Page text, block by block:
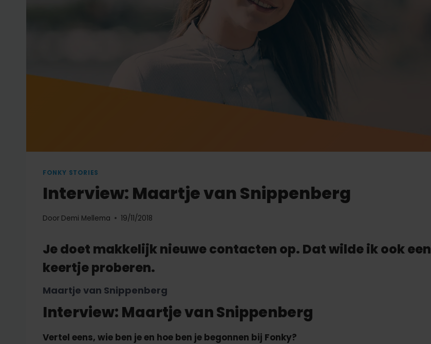
FONKY STORIES
Interview: Maartje van Snippenberg
Door Demi Mellema 19/11/2018
Je doet makkelijk nieuwe contacten op. Dat wilde ik ook een
keertje proberen.
Maartje van Snippenberg
Interview: Maartje van Snippenberg
Vertel eens, wie ben je en hoe ben je begonnen bij Fonky?